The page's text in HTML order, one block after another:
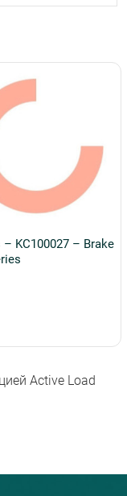
KC100027 – Brake
Active Load